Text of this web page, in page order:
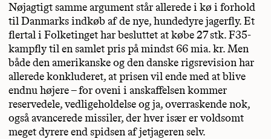
Nøjagtigt samme argument står allerede i kø i forhold
til Danmarks indkøb af de nye, hundedyre jagerfly. Et
flertal i Folketinget har besluttet at købe 27 stk. F35-
kampfly til en samlet pris på mindst 66 mia. kr. Men
både den amerikanske og den danske rigsrevision har
allerede konkluderet, at prisen vil ende med at blive
endnu højere – for oveni i anskaffelsen kommer
reservedele, vedligeholdelse og ja, overraskende nok,
også avancerede missiler, der hver især er voldsomt
meget dyrere end spidsen af jetjageren selv.